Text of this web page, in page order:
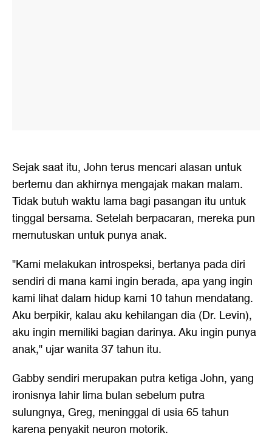
Sejak saat itu, John terus mencari alasan untuk
bertemu dan akhirnya mengajak makan malam.
Tidak butuh waktu lama bagi pasangan itu untuk
tinggal bersama. Setelah berpacaran, mereka pun
memutuskan untuk punya anak.
"Kami melakukan introspeksi, bertanya pada diri
sendiri di mana kami ingin berada, apa yang ingin
kami lihat dalam hidup kami 10 tahun mendatang.
Aku berpikir, kalau aku kehilangan dia (Dr. Levin),
aku ingin memiliki bagian darinya. Aku ingin punya
anak," ujar wanita 37 tahun itu.
Gabby sendiri merupakan putra ketiga John, yang
ironisnya lahir lima bulan sebelum putra
sulungnya, Greg, meninggal di usia 65 tahun
karena penyakit neuron motorik.